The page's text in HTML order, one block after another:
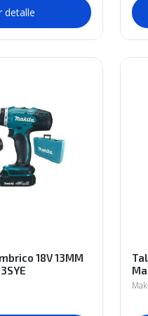
detalle
18V 13MM